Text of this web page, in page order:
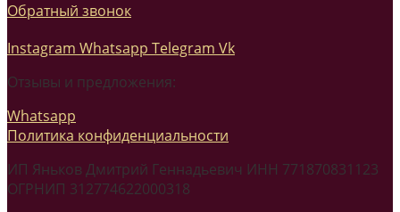
Обратный звонок
Instagram Whatsapp Telegram Vk
Отзывы и предложения:
Whatsapp
Политика конфиденциальности
ИП Яньков Дмитрий Геннадьевич ИНН 771870831123
ОГРНИП 312774622000318